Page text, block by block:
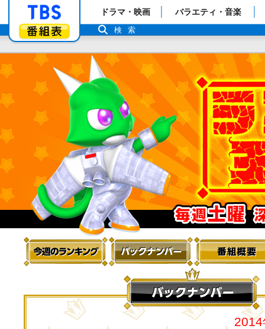
「TBSテレビ」トップページ
番組表
ドラマ・映画 バラエティ・音楽
検索